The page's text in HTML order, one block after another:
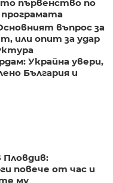
първенство по
въпрос за
или опит за удар
Украйна увери,
България и
повече от час и
му